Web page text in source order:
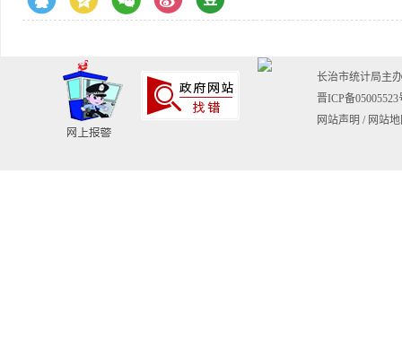
长治市统计局主
晋ICP备05005523
网站声明 / 网站